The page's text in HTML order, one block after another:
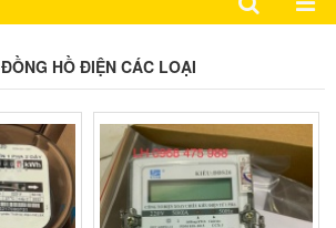
ĐỒNG HỒ ĐIỆN CÁC LOẠI